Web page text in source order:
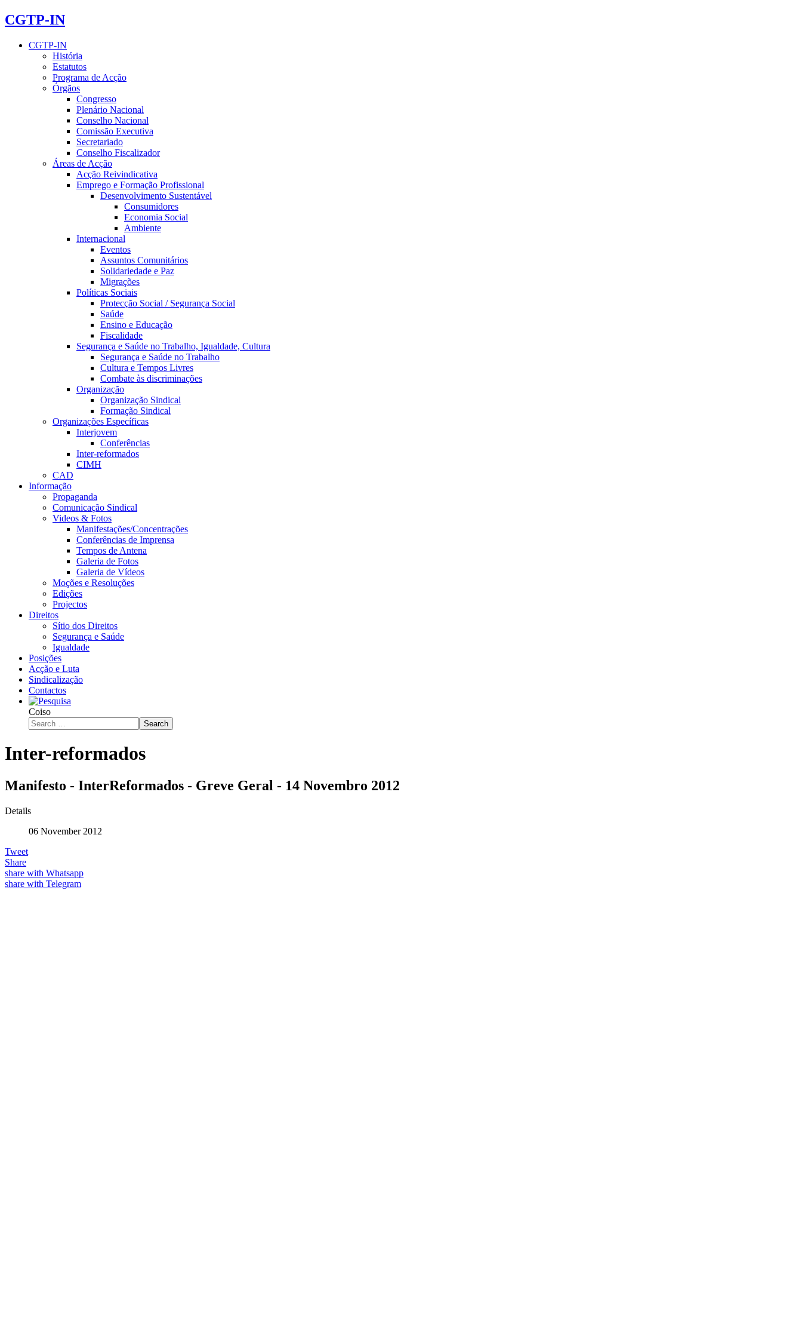
CGTP-IN
CGTP-IN
História
Estatutos
Programa de Acção
Órgãos
Congresso
Plenário Nacional
Conselho Nacional
Comissão Executiva
Secretariado
Conselho Fiscalizador
Áreas de Acção
Acção Reivindicativa
Emprego e Formação Profissional
Desenvolvimento Sustentável
Consumidores
Economia Social
Ambiente
Internacional
Eventos
Assuntos Comunitários
Solidariedade e Paz
Migrações
Políticas Sociais
Protecção Social / Segurança Social
Saúde
Ensino e Educação
Fiscalidade
Segurança e Saúde no Trabalho, Igualdade, Cultura
Segurança e Saúde no Trabalho
Cultura e Tempos Livres
Combate às discriminações
Organização
Organização Sindical
Formação Sindical
Organizações Específicas
Interjovem
Conferências
Inter-reformados
CIMH
CAD
Informação
Propaganda
Comunicação Sindical
Videos & Fotos
Manifestações/Concentrações
Conferências de Imprensa
Tempos de Antena
Galeria de Fotos
Galeria de Vídeos
Moções e Resoluções
Edições
Projectos
Direitos
Sítio dos Direitos
Segurança e Saúde
Igualdade
Posições
Acção e Luta
Sindicalização
Contactos
Coiso
Search
Inter-reformados
Manifesto - InterReformados - Greve Geral - 14 Novembro 2012
Details
06 November 2012
Tweet
Share
share with Whatsapp
share with Telegram